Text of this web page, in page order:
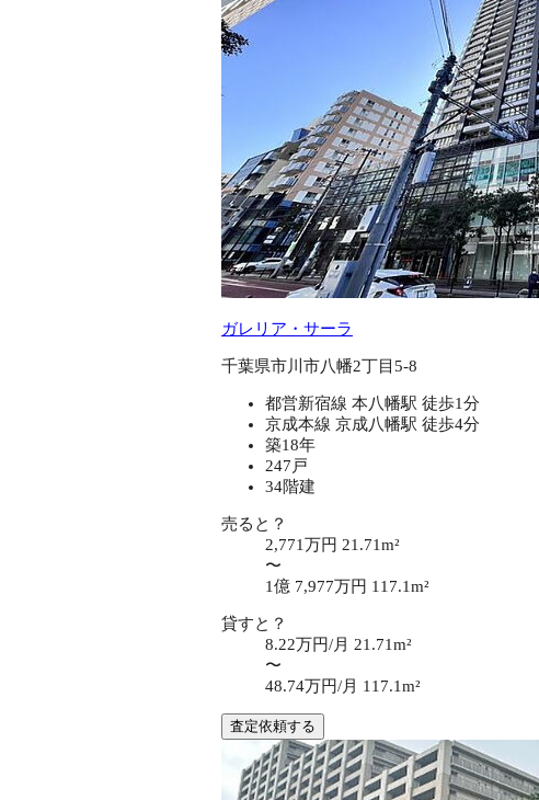
ガレリア・サーラ
千葉県市川市八幡2丁目5-8
都営新宿線 本八幡駅 徒歩1分
京成本線 京成八幡駅 徒歩4分
築18年
247戸
34階建
売ると？
2,771万円 21.71m²
〜
1億 7,977万円 117.1m²
貸すと？
8.22万円/月 21.71m²
〜
48.74万円/月 117.1m²
査定依頼する